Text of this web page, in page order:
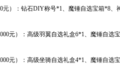
元）：钻石DIY称号*1、魔锤自选宝箱*8
元）：高级羽翼自选礼盒6*1、魔锤自
元）：高级坐骑自选礼盒4*1、魔锤自